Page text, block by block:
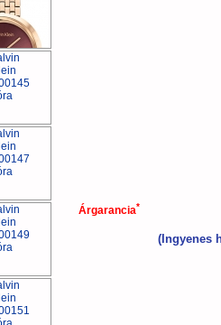
Árgarancia*
(Ingyenes